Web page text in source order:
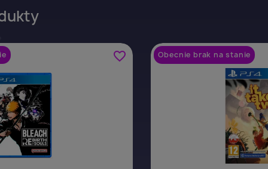
favorite_border Obecnie brak na stanie